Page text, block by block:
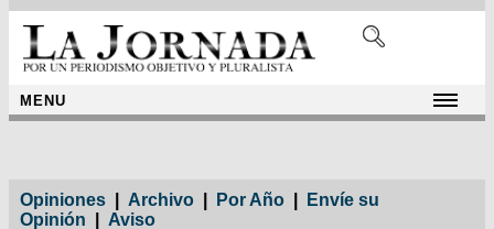
MENU
Opiniones Archivo Por Año
Envíe su
Opinión
Aviso